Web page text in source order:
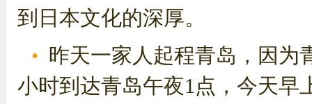
到日本文化的深厚。
昨天一家人起程青岛，因为
小时到达青岛午夜1点，今天早